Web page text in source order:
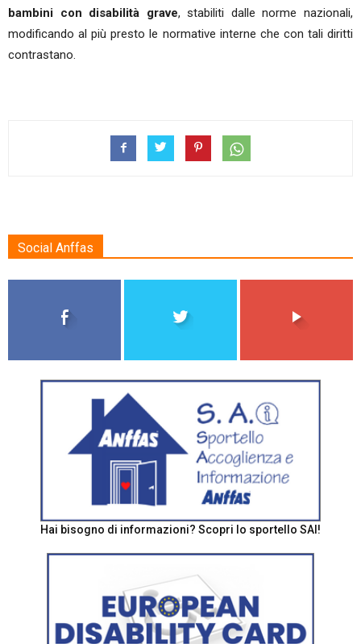
bambini con disabilità grave, stabiliti dalle norme nazionali,
modificando al più presto le normative interne che con tali diritti
contrastano.
Social Anffas
Hai bisogno di informazioni? Scopri lo sportello SAI!